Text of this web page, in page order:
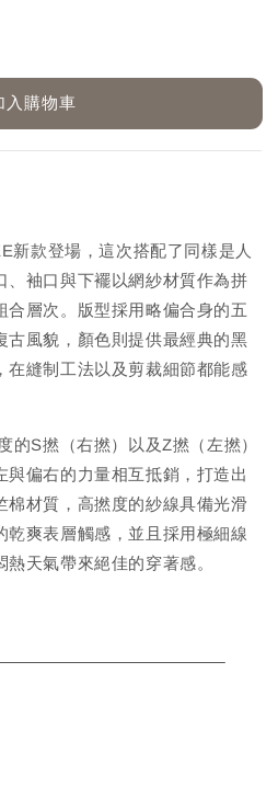
入購物車
新款登場，這次搭配了同樣是人
、袖口與下襬以網紗材質作為拼
合層次。版型採用略偏合身的五
古風貌，顏色則提供最經典的黑
在縫制工法以及剪裁細節都能感
的S撚（右撚）以及Z撚（左撚）
與偏右的力量相互抵銷，打造出
棉材質，高撚度的紗線具備光滑
乾爽表層觸感，並且採用極細線
天氣帶來絕佳的穿著感。